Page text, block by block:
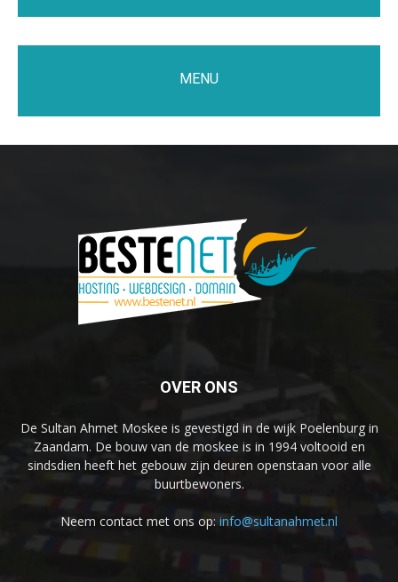
MENU
OVER ONS
De Sultan Ahmet Moskee is gevestigd in de wijk Poelenburg in
Zaandam. De bouw van de moskee is in 1994 voltooid en
sindsdien heeft het gebouw zijn deuren openstaan voor alle
buurtbewoners.
Neem contact met ons op: info@sultanahmet.nl